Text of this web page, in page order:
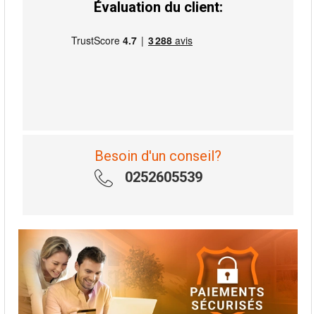
Évaluation du client:
Besoin d'un conseil?
0252605539